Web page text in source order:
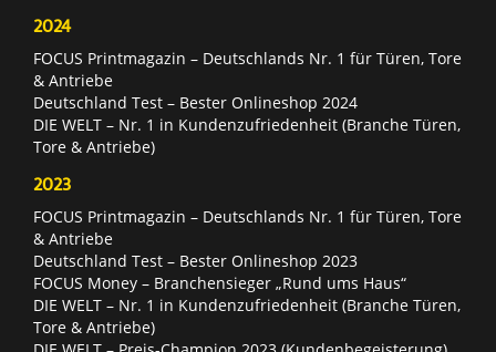
2024
FOCUS Printmagazin – Deutschlands Nr. 1 für Türen, Tore
& Antriebe
Deutschland Test – Bester Onlineshop 2024
DIE WELT – Nr. 1 in Kundenzufriedenheit (Branche Türen,
Tore & Antriebe)
2023
FOCUS Printmagazin – Deutschlands Nr. 1 für Türen, Tore
& Antriebe
Deutschland Test – Bester Onlineshop 2023
FOCUS Money – Branchensieger „Rund ums Haus“
DIE WELT – Nr. 1 in Kundenzufriedenheit (Branche Türen,
Tore & Antriebe)